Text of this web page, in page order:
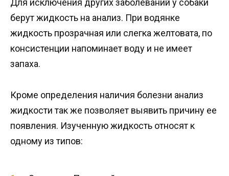
Для исключения других заболеваний у собаки
берут жидкость на анализ. При водянке
жидкость прозрачная или слегка желтовата, по
консистенции напоминает воду и не имеет
запаха.
Кроме определения наличия болезни анализ
жидкости так же позволяет выявить причину ее
появления. Изученную жидкость относят к
одному из типов: